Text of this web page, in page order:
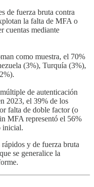
de fuerza bruta contra
la falta de MFA o
cuentas mediante
como muestra, el 70%
(3%), Turquía (3%),
de autenticación
2023, el 39% de los
falta de doble factor (o
MFA representó el 56%
inicial.
rápidos y de fuerza bruta
se generalice la